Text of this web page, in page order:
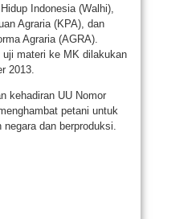
Indonesia (Walhi),
Agraria (KPA), dan
Agraria (AGRA).
uji materi ke MK dilakukan
2013.
kehadiran UU Nomor
petani untuk
dan berproduksi.